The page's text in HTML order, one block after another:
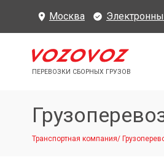
Москва
ПЕРЕВОЗКИ СБОРНЫХ ГРУЗОВ
Транспортная компания/